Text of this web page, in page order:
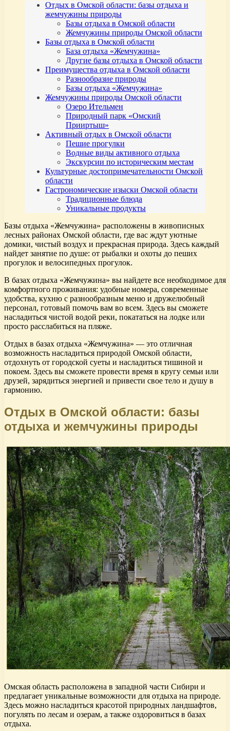
Отдых в Омской области: базы отдыха и
жемчужины природы
Базы отдыха в Омской области
Жемчужины природы Омской области
Базы отдыха в Омской области
База отдыха «Жемчужина»
Другие базы отдыха в Омской области
Преимущества отдыха в Омской области
Разнообразие природы
Базы отдыха «Жемчужина»
Жемчужины природы Омской области
Озеро Ительмен
Природный парк «Омский
Прииртыш»
Активный отдых в Омской области
Пешие прогулки
Водные виды активного отдыха
Экскурсии по историческим местам
Культурные достопримечательности Омской
области
Гастрономические изыски Омской области
Традиционные блюда
Уникальные продукты
Базы отдыха «Жемчужина» расположены в живописных
лесных районах Омской области, где вас ждут уютные
домики, чистый воздух и прекрасная природа. Здесь каждый
найдет занятие по душе: от рыбалки и охоты до пеших
прогулок и велосипедных прогулок.
В базах отдыха «Жемчужина» вы найдете все необходимое для
комфортного проживания: удобные номера, современные
удобства, кухню с разнообразным меню и дружелюбный
персонал, готовый помочь вам во всем. Здесь вы сможете
насладиться чистой водой реки, покататься на лодке или
просто расслабиться на пляже.
Отдых в базах отдыха «Жемчужина» — это отличная
возможность насладиться природой Омской области,
отдохнуть от городской суеты и насладиться тишиной и
покоем. Здесь вы сможете провести время в кругу семьи или
друзей, зарядиться энергией и привести свое тело и душу в
гармонию.
Отдых в Омской области: базы
отдыха и жемчужины природы
Омская область расположена в западной части Сибири и
предлагает уникальные возможности для отдыха на природе.
Здесь можно насладиться красотой природных ландшафтов,
погулять по лесам и озерам, а также оздоровиться в базах
отдыха.